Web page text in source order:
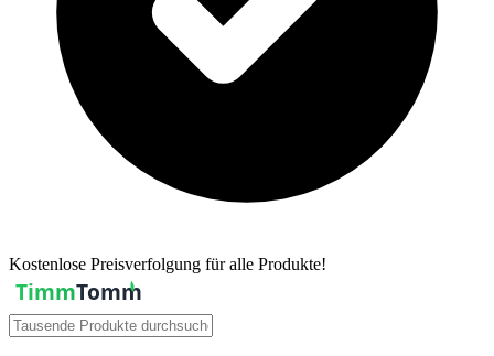
Kostenlose Preisverfolgung für alle Produkte!